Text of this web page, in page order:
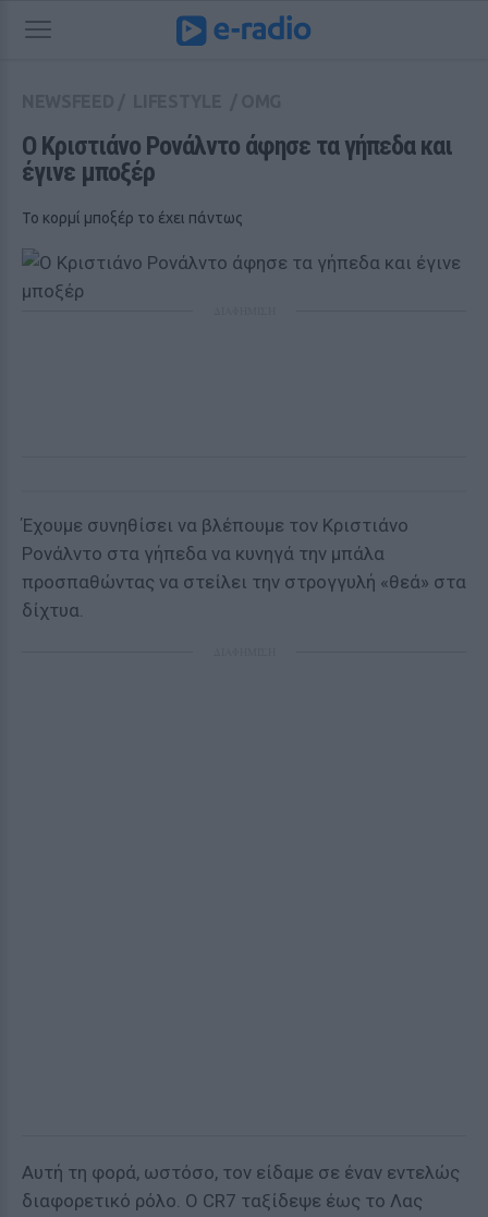
Ο Κριστιάνο Ρονάλντο άφησε τα γήπεδα και
έγινε μποξέρ
Το κορμί μποξέρ το έχει πάντως
Έχουμε συνηθίσει να βλέπουμε τον Κριστιάνο
Ρονάλντο στα γήπεδα να κυνηγά την μπάλα
προσπαθώντας να στείλει την στρογγυλή «θεά» στα
δίχτυα.
Αυτή τη φορά, ωστόσο, τον είδαμε σε έναν εντελώς
διαφορετικό ρόλο. Ο CR7 ταξίδεψε έως το Λας